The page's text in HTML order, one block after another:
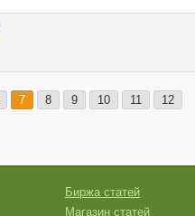
7 8 9 10 11 12
Биржа статей
Магазин статей